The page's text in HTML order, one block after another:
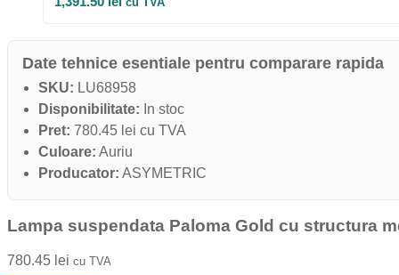
Date tehnice esentiale pentru comparare rapida
SKU: LU68958
Disponibilitate: In stoc
Pret: 780.45 lei cu TVA
Culoare: Auriu
Producator: ASYMETRIC
Lampa suspendata Paloma Gold cu structura
780.45 lei cu TVA